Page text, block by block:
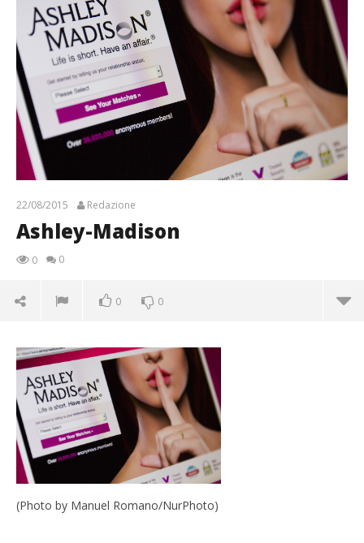
22/08/2015 Redazione
Ashley-Madison
0 0
0 0
22/08/2015
Redazione
(Photo by Manuel Romano/NurPhoto)